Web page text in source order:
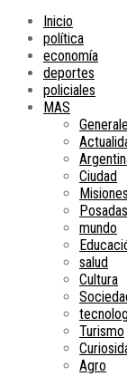
Inicio
política
economía
deportes
policiales
MAS
Ciudad
Misiones
Posadas
mundo
salud
Cultura
Turismo
Agro